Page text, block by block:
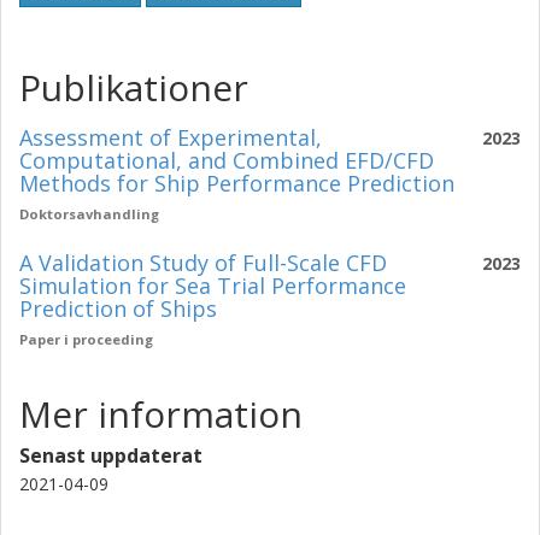
Publikationer
2023
Assessment of Experimental,
Computational, and Combined EFD/CFD
Methods for Ship Performance Prediction
Doktorsavhandling
2023
A Validation Study of Full-Scale CFD
Simulation for Sea Trial Performance
Prediction of Ships
Paper i proceeding
Mer information
Senast uppdaterat
2021-04-09